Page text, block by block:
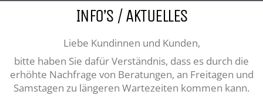
INFO’S / AKTUELLES
Liebe Kundinnen und Kunden,
bitte haben Sie dafür Verständnis, dass es durch die
erhöhte Nachfrage von Beratungen, an Freitagen und
Samstagen zu längeren Wartezeiten kommen kann.